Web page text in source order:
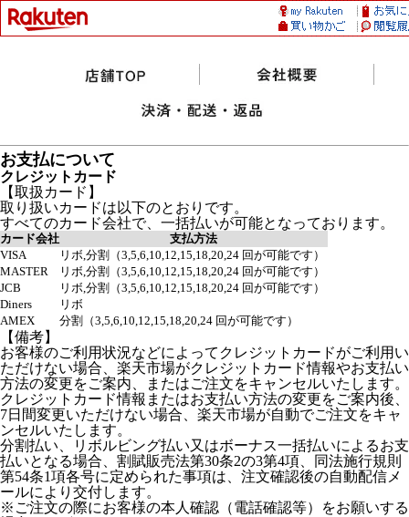
お支払について
クレジットカード
【取扱カード】
取り扱いカードは以下のとおりです。
すべてのカード会社で、一括払いが可能となっております。
カード会社
支払方法
VISA
リボ,分割（3,5,6,10,12,15,18,20,24 回が可能です）
MASTER
リボ,分割（3,5,6,10,12,15,18,20,24 回が可能です）
JCB
リボ,分割（3,5,6,10,12,15,18,20,24 回が可能です）
Diners
リボ
AMEX
分割（3,5,6,10,12,15,18,20,24 回が可能です）
【備考】
お客様のご利用状況などによってクレジットカードがご利用い
ただけない場合、楽天市場がクレジットカード情報やお支払い
方法の変更をご案内、またはご注文をキャンセルいたします。
クレジットカード情報またはお支払い方法の変更をご案内後、
7日間変更いただけない場合、楽天市場が自動でご注文をキャ
ンセルいたします。
分割払い、リボルビング払い又はボーナス一括払いによるお支
払いとなる場合、割賦販売法第30条2の3第4項、同法施行規則
第54条1項各号に定められた事項は、注文確認後の自動配信メ
ールにより交付します。
※ご注文の際にお客様の本人確認（電話確認等）をお願いする